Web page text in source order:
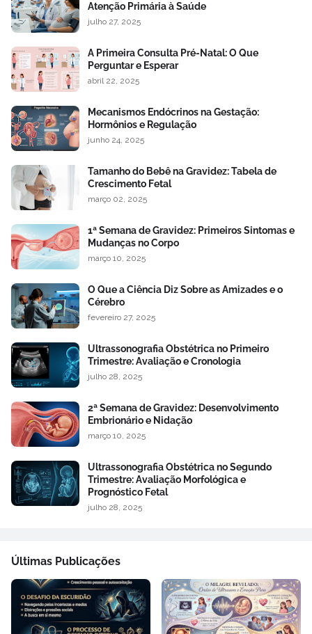
Atenção Primária à Saúde
julho 27, 2025
A Primeira Consulta Pré-Natal: O Que
Perguntar e Esperar
abril 22, 2025
Mecanismos Endócrinos na Gestação:
Hormônios e Regulação
junho 24, 2025
Tamanho do Bebê na Gravidez: Tabela de
Crescimento Fetal
março 02, 2025
1ª Semana de Gravidez: Primeiros Sintomas e
Mudanças no Corpo
março 10, 2025
O Que a Ciência Diz Sobre as Amizades e o
Cérebro
fevereiro 27, 2025
Ultrassonografia Obstétrica no Primeiro
Trimestre: Avaliação e Cronologia
julho 28, 2025
2ª Semana de Gravidez: Desenvolvimento
Embrionário e Nidação
março 10, 2025
Ultrassonografia Obstétrica no Segundo
Trimestre: Avaliação Morfológica e
Prognóstico Fetal
julho 28, 2025
Últimas Publicações